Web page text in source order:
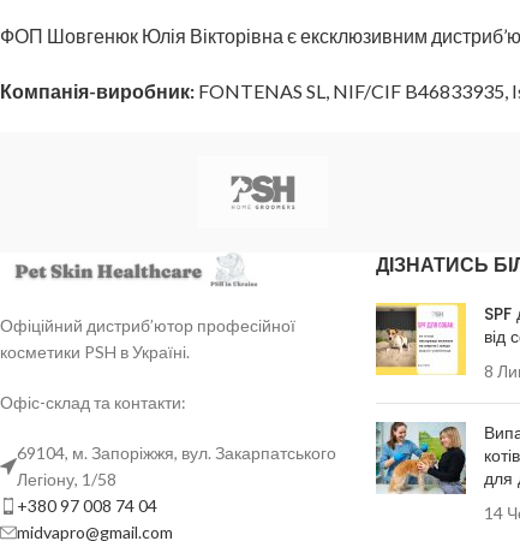
ФОП Шовгенюк Юлія Вікторівна є ексклюзивним
Компанія-виробник: FONTENAS SL, NIF/CIF B46833935,
Офіційний дистриб’ютор професійної
косметики PSH в Україні.
Офіс-склад та контакти:
69104, м. Запоріжжя, вул. Закарпатського
Легіону, 1/58
+380 97 008 74 04
midvapro@gmail.com
ДІЗНАТИСЬ
SPF
від
8
для
14